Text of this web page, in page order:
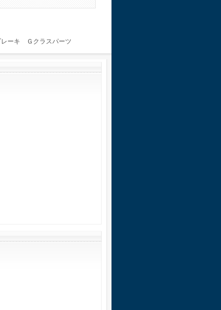
ーキ Ｇクラスパーツ